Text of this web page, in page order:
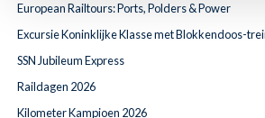
European Railtours: Ports, Polders & Power
Excursie Koninklijke Klasse met Blokkendoos-
SSN Jubileum Express
Raildagen 2026
Kilometer Kampioen 2026